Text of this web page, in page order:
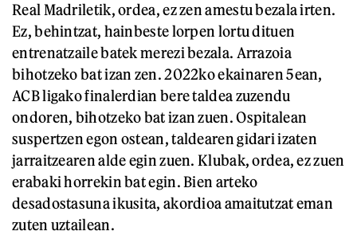
Real Madriletik, ordea, ez zen amestu bezala irten.
Ez, behintzat, hainbeste lorpen lortu dituen
entrenatzaile batek merezi bezala. Arrazoia
bihotzeko bat izan zen. 2022ko ekainaren 5ean,
ACB ligako finalerdian bere taldea zuzendu
ondoren, bihotzeko bat izan zuen. Ospitalean
suspertzen egon ostean, taldearen gidari izaten
jarraitzearen alde egin zuen. Klubak, ordea, ez zuen
erabaki horrekin bat egin. Bien arteko
desadostasuna ikusita, akordioa amaitutzat eman
zuten uztailean.